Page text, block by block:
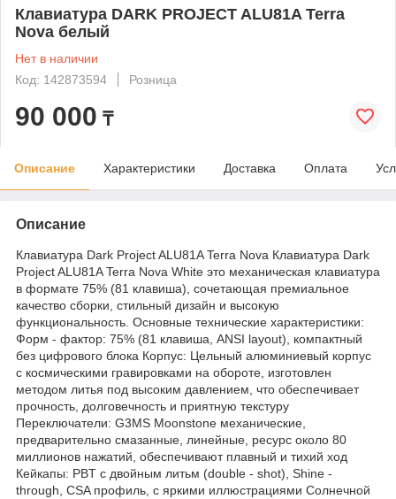
Клавиатура DARK PROJECT ALU81A Terra
Nova белый
Нет в наличии
Код: 142873594
Розница
90 000 ₸
Описание Характеристики Доставка Оплата
Описание
Клавиатура Dark Project ALU81A Terra Nova Клавиатура Dark
Project ALU81A Terra Nova White это механическая клавиатура
в формате 75% (81 клавиша), сочетающая премиальное
качество сборки, стильный дизайн и высокую
функциональность. Основные технические характеристики:
Форм - фактор: 75% (81 клавиша, ANSI layout), компактный
без цифрового блока Корпус: Цельный алюминиевый корпус
с космическими гравировками на обороте, изготовлен
методом литья под высоким давлением, что обеспечивает
прочность, долговечность и приятную текстуру
Переключатели: G3MS Moonstone механические,
предварительно смазанные, линейные, ресурс около 80
миллионов нажатий, обеспечивают плавный и тихий ход
Кейкапы: PBT с двойным литьм (double - shot), Shine -
through, CSA профиль, с яркими иллюстрациями Солнечной